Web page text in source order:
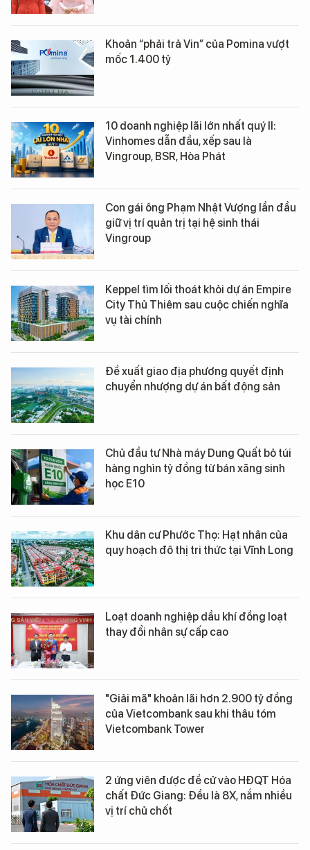
Khoản “phải trả Vin” của Pomina vượt
mốc 1.400 tỷ
10 doanh nghiệp lãi lớn nhất quý II:
Vinhomes dẫn đầu, xếp sau là
Vingroup, BSR, Hòa Phát
Con gái ông Phạm Nhật Vượng lần đầu
giữ vị trí quản trị tại hệ sinh thái
Vingroup
Keppel tìm lối thoát khỏi dự án Empire
City Thủ Thiêm sau cuộc chiến nghĩa
vụ tài chính
Đề xuất giao địa phương quyết định
chuyển nhượng dự án bất động sản
Chủ đầu tư Nhà máy Dung Quất bỏ túi
hàng nghìn tỷ đồng từ bán xăng sinh
học E10
Khu dân cư Phước Thọ: Hạt nhân của
quy hoạch đô thị tri thức tại Vĩnh Long
Loạt doanh nghiệp dầu khí đồng loạt
thay đổi nhân sự cấp cao
"Giải mã" khoản lãi hơn 2.900 tỷ đồng
của Vietcombank sau khi thâu tóm
Vietcombank Tower
2 ứng viên được đề cử vào HĐQT Hóa
chất Đức Giang: Đều là 8X, nắm nhiều
vị trí chủ chốt